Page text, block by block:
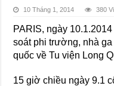
10 Tháng 1, 2014 380
PARIS, ngày
soát phi trường, nhà
quốc về Tu viện Long
15 giờ chiều ngày 9.1